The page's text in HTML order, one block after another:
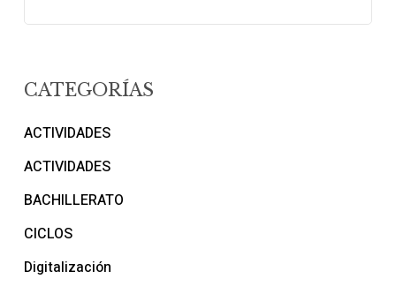
CATEGORÍAS
ACTIVIDADES
ACTIVIDADES
BACHILLERATO
CICLOS
Digitalización